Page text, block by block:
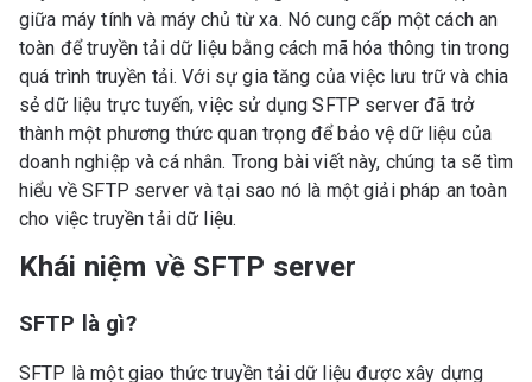
giữa máy tính và máy chủ từ xa. Nó cung cấp một cách an
toàn để truyền tải dữ liệu bằng cách mã hóa thông tin trong
quá trình truyền tải. Với sự gia tăng của việc lưu trữ và chia
sẻ dữ liệu trực tuyến, việc sử dụng SFTP server đã trở
thành một phương thức quan trọng để bảo vệ dữ liệu của
doanh nghiệp và cá nhân. Trong bài viết này, chúng ta sẽ tìm
hiểu về SFTP server và tại sao nó là một giải pháp an toàn
cho việc truyền tải dữ liệu.
Khái niệm về SFTP server
SFTP là gì?
SFTP là một giao thức truyền tải dữ liệu được xây dựng